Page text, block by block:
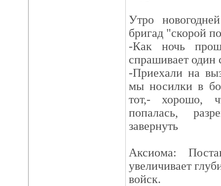
Утро
бригад "скорой
-Как ночь
спрашивает один
-Приехали на
мы носилки в
тот,- хорошо,
попалась,
завернуть
Аксиома:
увеличивает
войск.